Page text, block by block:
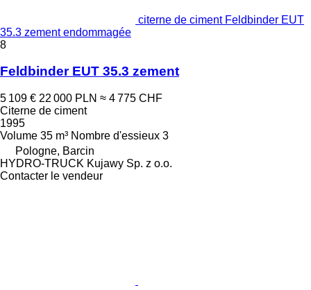
citerne de ciment Feldbinder EUT
35.3 zement endommagée
8
Feldbinder EUT 35.3 zement
5 109 € 22 000 PLN ≈ 4 775 CHF
Citerne de ciment
1995
Volume 35 m³ Nombre d'essieux 3
Pologne, Barcin
HYDRO-TRUCK Kujawy Sp. z o.o.
Contacter le vendeur